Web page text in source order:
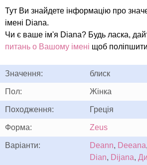
Тут Ви знайдете інформацію про
імені Diana.
Чи є ваше ім'я Diana? Будь ласка,
питань о Вашому імені щоб
Значення: блиск
Пол: Жінка
Походження: Греція
Форма: Zeus
Варіанти: Deann, Deeana,
Dian, Dijana,